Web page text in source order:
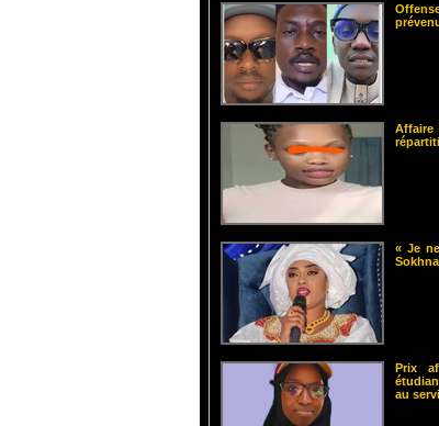
Affaire
« Je
Prix
au